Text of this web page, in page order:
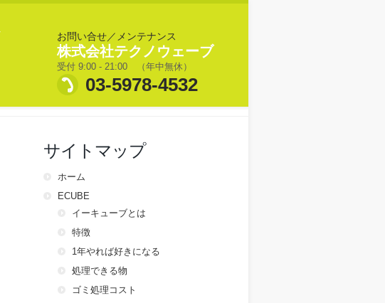
お問い合せ／メンテナンス
株式会社テクノウェーブ
受付 9:00 - 21:00 （年中無休）
03-5978-4532
サイトマップ
ホーム
ECUBE
イーキューブとは
特徴
1年やれば好きになる
処理できる物
ゴミ処理コスト